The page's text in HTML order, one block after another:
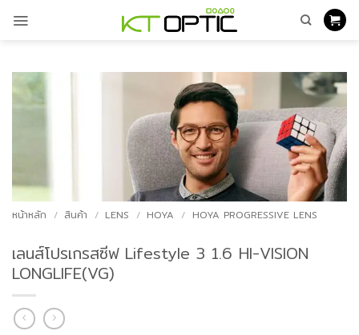
หน้าหลัก / สินค้า / LENS / HOYA / HOYA PROGRESSIVE LENS
เลนส์โปรเกรสซีฟ Lifestyle 3 1.6 HI-VISION
LONGLIFE(VG)